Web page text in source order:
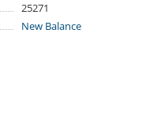
25271
New Balance